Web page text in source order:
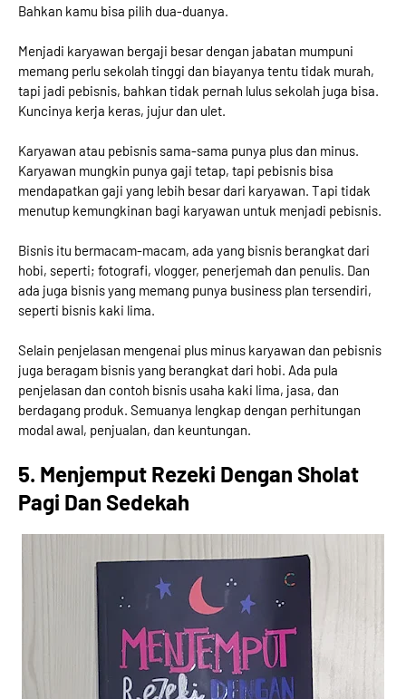
Bahkan kamu bisa pilih dua-duanya.
Menjadi karyawan bergaji besar dengan jabatan mumpuni
memang perlu sekolah tinggi dan biayanya tentu tidak murah,
tapi jadi pebisnis, bahkan tidak pernah lulus sekolah juga bisa.
Kuncinya kerja keras, jujur dan ulet.
Karyawan atau pebisnis sama-sama punya plus dan minus.
Karyawan mungkin punya gaji tetap, tapi pebisnis bisa
mendapatkan gaji yang lebih besar dari karyawan. Tapi tidak
menutup kemungkinan bagi karyawan untuk menjadi pebisnis.
Bisnis itu bermacam-macam, ada yang bisnis berangkat dari
hobi, seperti; fotografi, vlogger, penerjemah dan penulis. Dan
ada juga bisnis yang memang punya business plan tersendiri,
seperti bisnis kaki lima.
Selain penjelasan mengenai plus minus karyawan dan pebisnis
juga beragam bisnis yang berangkat dari hobi. Ada pula
penjelasan dan contoh bisnis usaha kaki lima, jasa, dan
berdagang produk. Semuanya lengkap dengan perhitungan
modal awal, penjualan, dan keuntungan.
5. Menjemput Rezeki Dengan Sholat
Pagi Dan Sedekah